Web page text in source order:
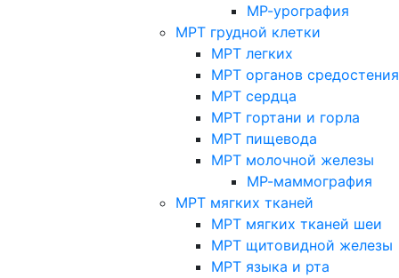
МР-урография
МРТ грудной клетки
МРТ легких
МРТ органов средостения
МРТ сердца
МРТ гортани и горла
МРТ пищевода
МРТ молочной железы
МР-маммография
МРТ мягких тканей
МРТ мягких тканей шеи
МРТ щитовидной железы
МРТ языка и рта